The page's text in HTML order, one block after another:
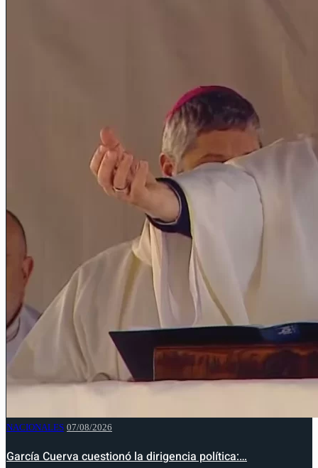
NACIONALES 07/08/2026
García Cuerva cuestionó la dirigencia política:…